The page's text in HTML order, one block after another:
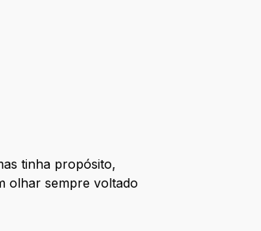
tinha propósito,
olhar sempre voltado